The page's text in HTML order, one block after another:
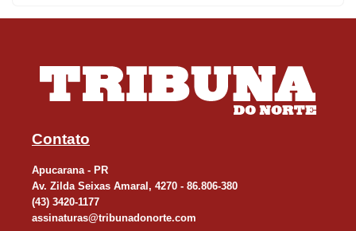
Contato
Apucarana - PR
Av. Zilda Seixas Amaral, 4270 - 86.806-380
(43) 3420-1177
assinaturas@tribunadonorte.com